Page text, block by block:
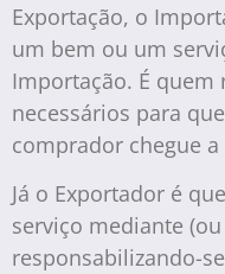
Exportação, o
um bem ou um
Importação. É quem
necessários para
comprador chegue a
Já o Exportador é
serviço mediante
responsabilizando-